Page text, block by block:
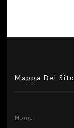
Mappa Del Sito
Home